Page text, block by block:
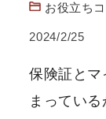
お役立ち
2024/2/25
保険証とマ
まってい